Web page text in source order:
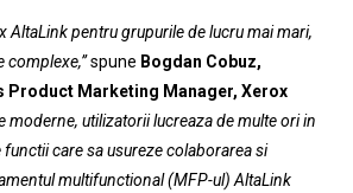
AltaLink pentru grupurile de lucru mai mari,
complexe,”spune Bogdan Cobuz,
Product Marketing Manager, Xerox
moderne, utilizatorii lucreaza de multe ori in
functii care sa usureze colaborarea si
multifunctional (MFP-ul) AltaLink